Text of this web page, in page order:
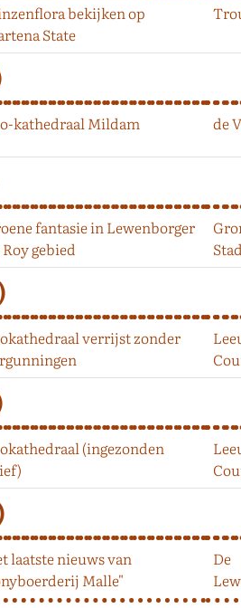
bekijken op
State
kathedraal Mildam de
fantasie in Lewenborger
Roy gebied
verrijst zonder
(ingezonden
laatste nieuws van
Malle"
De